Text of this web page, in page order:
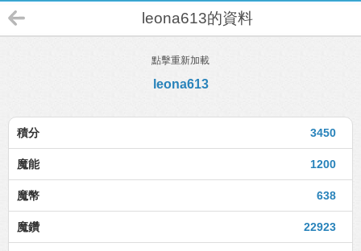
leona613的資料
點擊重新加載
leona613
3450
積分
1200
魔能
638
魔幣
22923
魔鑽